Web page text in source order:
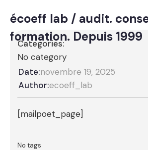
écoeff lab / audit.
formation. Depuis 1999
Categories:
No category
Date:novembre 19, 2025
Author:ecoeff_lab
[mailpoet_page]
No tags